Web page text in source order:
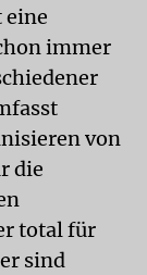
eine
immer
von
die
total für
sind